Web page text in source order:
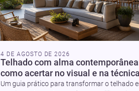
4 DE AGOSTO DE 2026
Telhado com alma
como acertar no visual e na técnica
Um guia prático para transformar o telhado